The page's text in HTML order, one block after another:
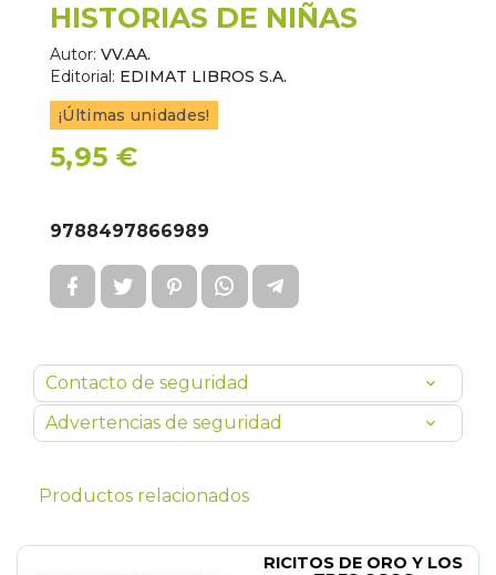
HISTORIAS DE NIÑAS
Autor: VV.AA.
Editorial: EDIMAT LIBROS S.A.
¡Últimas unidades!
5,95 €
9788497866989
Contacto de seguridad
Advertencias de seguridad
Productos relacionados
RICITOS DE ORO Y LOS